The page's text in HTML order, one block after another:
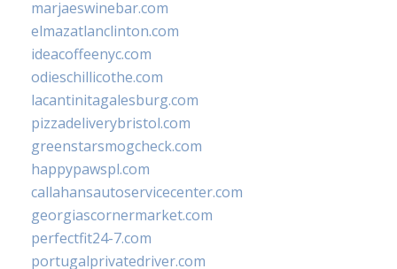
marjaeswinebar.com
elmazatlanclinton.com
ideacoffeenyc.com
odieschillicothe.com
lacantinitagalesburg.com
pizzadeliverybristol.com
greenstarsmogcheck.com
happypawspl.com
callahansautoservicecenter.com
georgiascornermarket.com
perfectfit24-7.com
portugalprivatedriver.com